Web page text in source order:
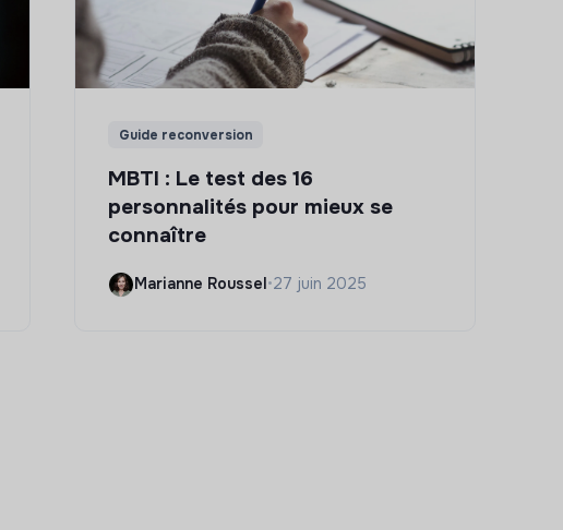
Guide reconversion
MBTI : Le test des 16
personnalités pour mieux se
connaître
Marianne Roussel•27 juin 2025